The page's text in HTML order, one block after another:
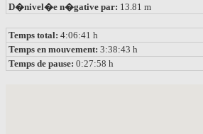
D�nivel�e n�gative par: 13.81 m
Temps total: 4:06:41 h
Temps en mouvement: 3:38:43 h
Temps de pause: 0:27:58 h